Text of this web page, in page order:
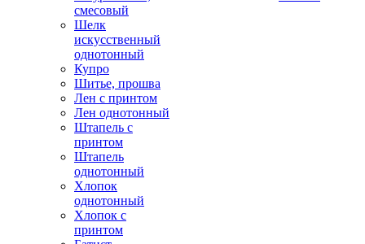
смесовый
Шелк
искусственный
однотонный
Купро
Шитье, прошва
Лен с принтом
Лен однотонный
Штапель с
принтом
Штапель
однотонный
Хлопок
однотонный
Хлопок с
принтом